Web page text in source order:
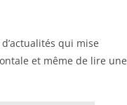
qui mise
et même de lire une